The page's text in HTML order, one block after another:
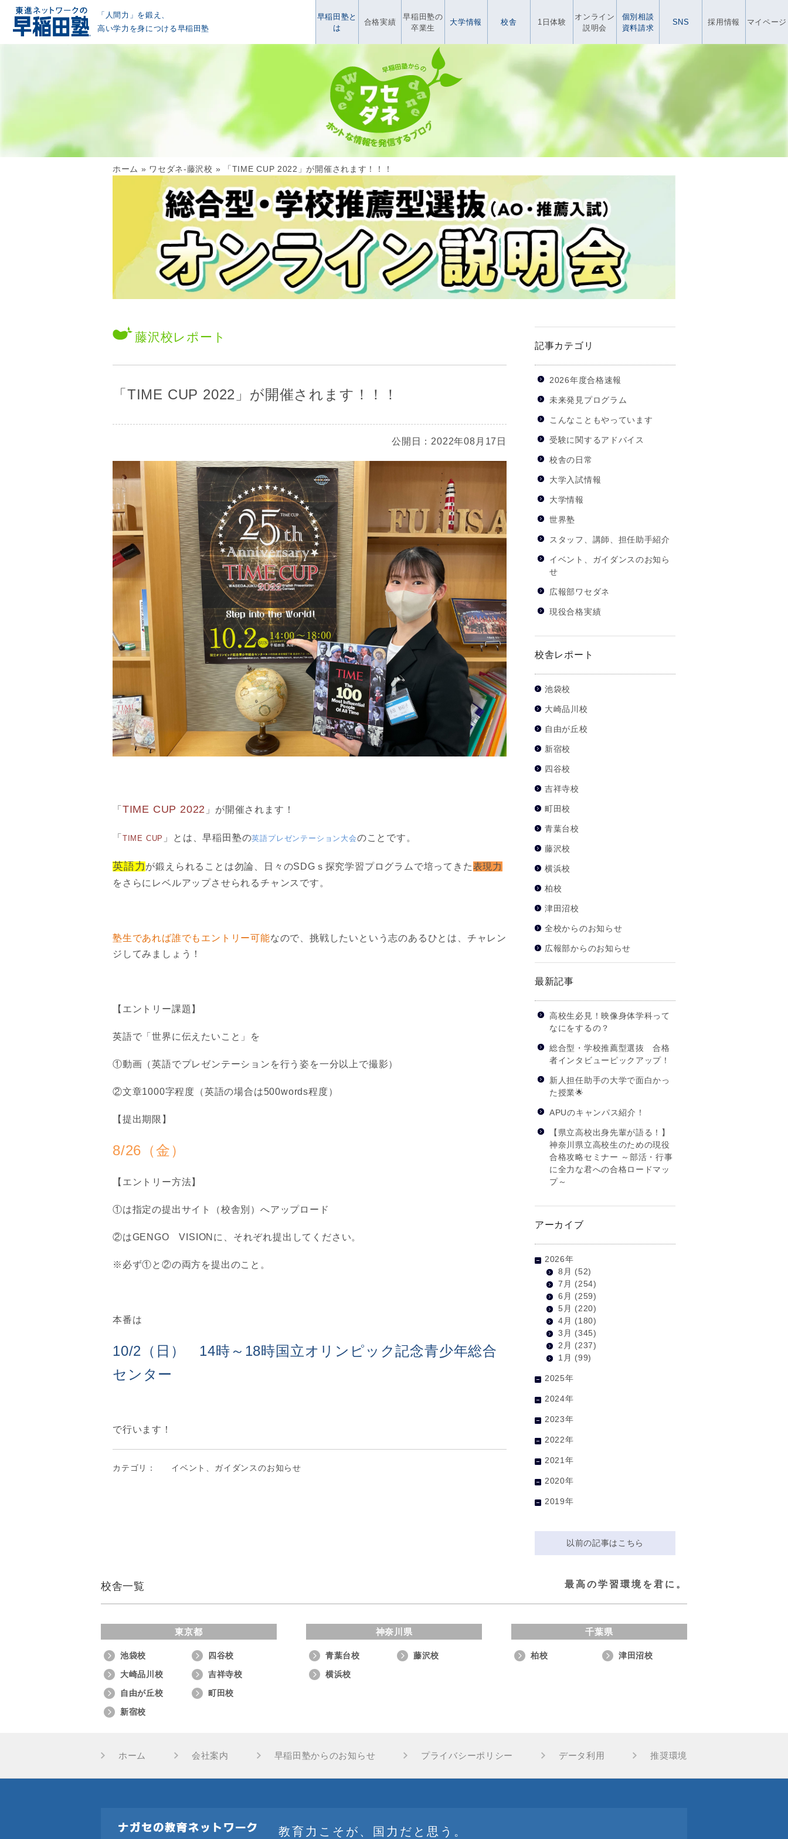
「人間力」を鍛え、
高い学力を身につける早稲田塾
早稲田塾と
は
合格実績
早稲田塾の
卒業生
大学情報 校舎 1日体験
オンライン
説明会
個別相談
資料請求
SNS 採用情報 マイページ
ホーム » ワセダネ-藤沢校 » 「TIME CUP 2022」が開催されます！！！
藤沢校レポート
「TIME CUP 2022」が開催されます！！！
公開日：2022年08月17日
「 TIME CUP 2022 」が開催されます！
「 TIME CUP 」とは、早稲田塾の英語プレゼンテーション大会のことです。
英語力が鍛えられることは勿論、日々のSDGｓ探究学習プログラムで培ってきた表現力
をさらにレベルアップさせられるチャンスです。
塾生であれば誰でもエントリー可能なので、挑戦したいという志のあるひとは、チャレン
ジしてみましょう！
【エントリー課題】
英語で「世界に伝えたいこと」を
①動画（英語でプレゼンテーションを行う姿を一分以上で撮影）
②文章1000字程度（英語の場合は500words程度）
【提出期限】
8/26（金）
【エントリー方法】
①は指定の提出サイト（校舎別）へアップロード
②はGENGO VISIONに、それぞれ提出してください。
※必ず①と②の両方を提出のこと。
本番は
10/2（日） 14時～18時国立オリンピック記念青少年総合
センター
で行います！
カテゴリ： イベント、ガイダンスのお知らせ
記事カテゴリ
2026年度合格速報
未来発見プログラム
こんなこともやっています
受験に関するアドバイス
校舎の日常
大学入試情報
大学情報
世界塾
スタッフ、講師、担任助手紹介
イベント、ガイダンスのお知ら
せ
広報部ワセダネ
現役合格実績
校舎レポート
池袋校
大崎品川校
自由が丘校
新宿校
四谷校
吉祥寺校
町田校
青葉台校
藤沢校
横浜校
柏校
津田沼校
全校からのお知らせ
広報部からのお知らせ
最新記事
高校生必見！映像身体学科って
なにをするの？
総合型・学校推薦型選抜 合格
者インタビューピックアップ！
新人担任助手の大学で面白かっ
た授業🌟
APUのキャンパス紹介！
【県立高校出身先輩が語る！】
神奈川県立高校生のための現役
合格攻略セミナー ～部活・行事
に全力な君への合格ロードマッ
プ～
アーカイブ
2026年
8月 (52)
7月 (254)
6月 (259)
5月 (220)
4月 (180)
3月 (345)
2月 (237)
1月 (99)
2025年
2024年
2023年
2022年
2021年
2020年
2019年
以前の記事はこちら
校舎一覧 最高の学習環境を君に。
東京都
池袋校
四谷校
大崎品川校
吉祥寺校
自由が丘校
町田校
新宿校
神奈川県
青葉台校
藤沢校
横浜校
千葉県
柏校 津田沼校
ホーム 会社案内 早稲田塾からのお知らせ プライバシーポリシー データ利用 推奨環境
教育力こそが、国力だと思う。